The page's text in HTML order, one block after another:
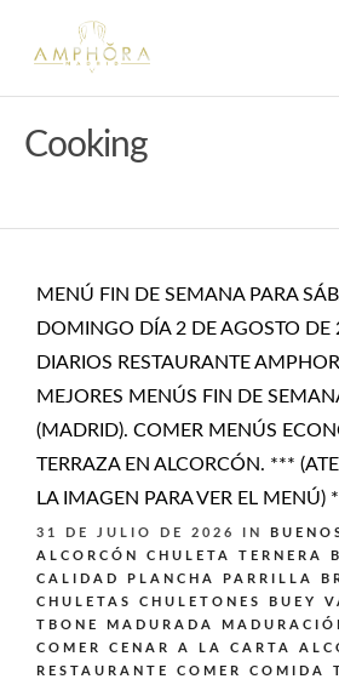
Cooking
MENÚ FIN DE SEMANA PARA
DOMINGO DÍA 2 DE AGOSTO DE
DIARIOS RESTAURANTE
MEJORES MENÚS FIN DE
(MADRID). COMER MENÚS
TERRAZA EN ALCORCÓN. ***
LA IMAGEN PARA VER EL MENÚ)
31 DE JULIO DE 2026 IN
ALCORCÓN
CHULETA TERNERA
CALIDAD PLANCHA PARRILLA
CHULETAS CHULETONES BUEY
TBONE MADURADA
COMER CENAR A LA CARTA
RESTAURANTE
COMER COMIDA